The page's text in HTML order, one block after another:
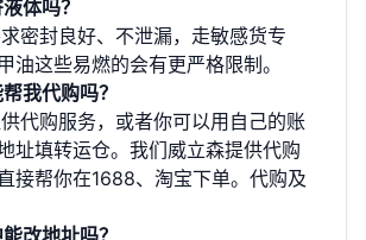
体吗？
密封良好、不泄漏，走敏感货专
油这些易燃的会有更严格限制。
我代购吗？
代购服务，或者你可以用自己的账
址填转运仓。我们威立森提供代购
接帮你在1688、淘宝下单。 代购及
改地址吗？